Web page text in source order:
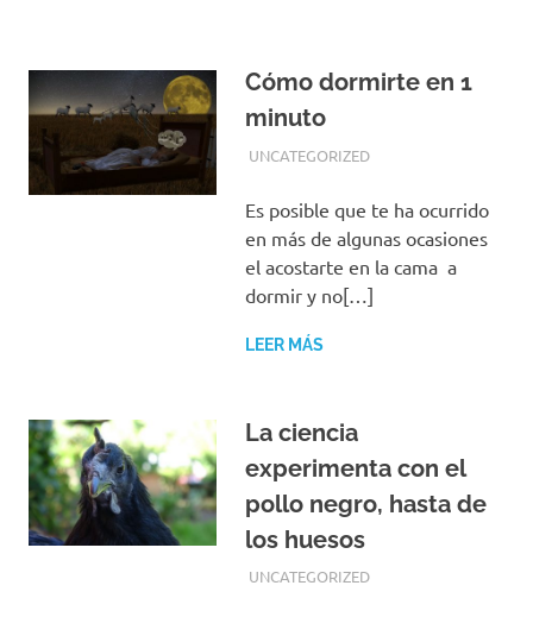
Cómo dormirte en 1
minuto
OCTUBRE 2, 2018
EQUIPO DE REDACCIÓN
UNCATEGORIZED
Es posible que te ha ocurrido
en más de algunas ocasiones
el acostarte en la cama a
dormir y no[…]
LEER MÁS
La ciencia
experimenta con el
pollo negro, hasta de
los huesos
JULIO 24, 2018
EQUIPO DE REDACCIÓN
UNCATEGORIZED